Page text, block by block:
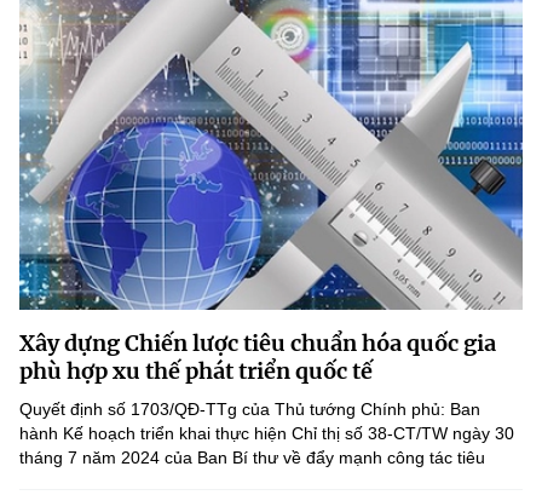
Năng lượng nguyên tử
Tin tổng hợp
Tin địa phương
Chuyển đổi số
Bưu chính, Viễn thông
Sở hữu trí tuệ
Tiêu chuẩn, đo lường, chất lượng
Năng lượng nguyên tử
Khác
Videos
Infographic
Ảnh
Voice
Nhiệm vụ trọng tâm
Vietnamese
Xây dựng Chiến lược tiêu chuẩn hóa quốc gia
phù hợp xu thế phát triển quốc tế
Quyết định số 1703/QĐ-TTg của Thủ tướng Chính phủ: Ban
hành Kế hoạch triển khai thực hiện Chỉ thị số 38-CT/TW ngày 30
tháng 7 năm 2024 của Ban Bí thư về đẩy mạnh công tác tiêu